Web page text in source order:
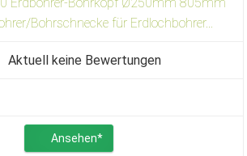
Bohrschnecke für Erdlochbohrer...
Aktuell keine Bewertungen
Ansehen*